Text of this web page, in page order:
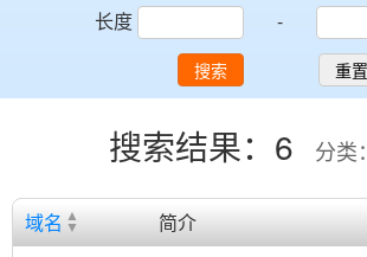
长度
-
搜索 重置
搜索结果：6 分类
域名 简介